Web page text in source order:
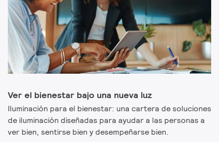
Ver el bienestar bajo una nueva luz
Iluminación para el bienestar: una cartera de soluciones
de iluminación diseñadas para ayudar a las personas a
ver bien, sentirse bien y desempeñarse bien.